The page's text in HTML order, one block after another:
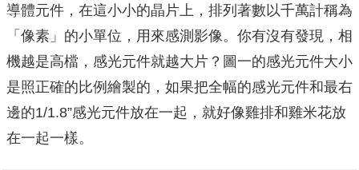
導體元件，在這小小的晶片上，排列著數以千萬計稱為
「像素」的小單位，用來感測影像。你有沒有發現，相
機越是高檔，感光元件就越大片？圖一的感光元件大小
是照正確的比例繪製的，如果把全幅的感光元件和最右
邊的1/1.8”感光元件放在一起，就好像雞排和雞米花放
在一起一樣。